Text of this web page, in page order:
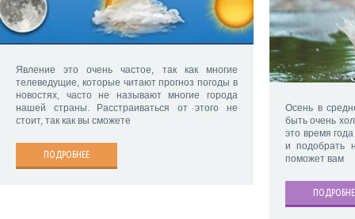
Явление это очень частое, так как многие
телеведущие, которые читают прогноз погоды в
новостях, часто не называют многие города
нашей страны. Расстраиваться от этого не
стоит, так как вы сможете
ПОДРОБНЕЕ
Осень в
быть очень
это время
и подобрать
поможет вам